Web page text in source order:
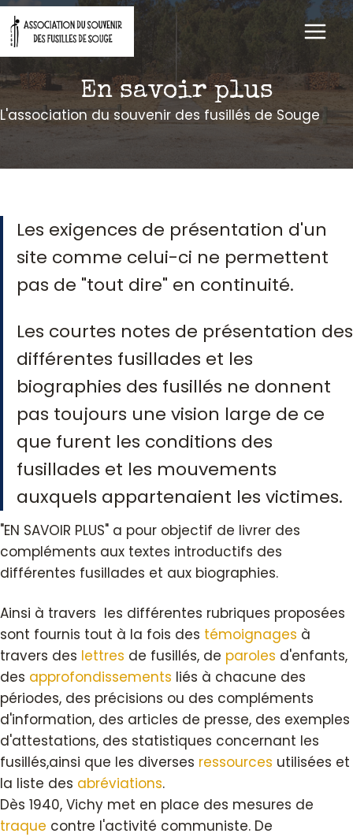
Aller
au
contenu
En savoir plus
L'association du souvenir des fusillés de Souge
Les exigences de présentation d'un
site comme celui-ci ne permettent
pas de "tout dire" en continuité.
Les courtes notes de présentation des
différentes fusillades et les
biographies des fusillés ne donnent
pas toujours une vision large de ce
que furent les conditions des
fusillades et les mouvements
auxquels appartenaient les victimes.
"EN SAVOIR PLUS" a pour objectif de livrer des
compléments aux textes introductifs des
différentes fusillades et aux biographies.
Ainsi à travers les différentes rubriques proposées
sont fournis tout à la fois des témoignages à
travers des lettres de fusillés, de paroles d'enfants,
des approfondissements liés à chacune des
périodes, des précisions ou des compléments
d'information, des articles de presse, des exemples
d'attestations, des statistiques concernant les
fusillés,ainsi que les diverses ressources utilisées et
la liste des abréviations.
Dès 1940, Vichy met en place des mesures de
traque contre l'activité communiste. De